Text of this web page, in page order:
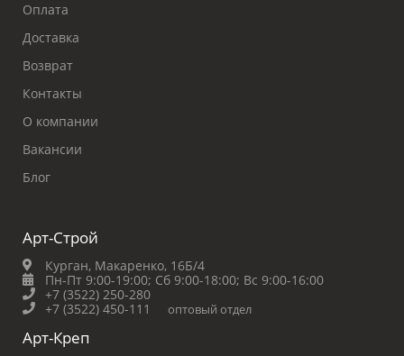
Оплата
Доставка
Возврат
Контакты
О компании
Вакансии
Блог
Арт-Строй
Курган, Макаренко, 16Б/4
Пн-Пт 9:00-19:00; Сб 9:00-18:00; Вс 9:00-16:00
+7 (3522) 250-280
+7 (3522) 450-111
оптовый отдел
Арт-Креп